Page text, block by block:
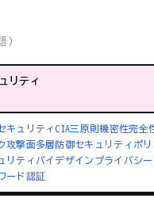
）
リティ
キュリティ CIA三原則機密性完全
攻撃面多層防御セキュリティポ
リティバイデザイン プライバシ
ード認証